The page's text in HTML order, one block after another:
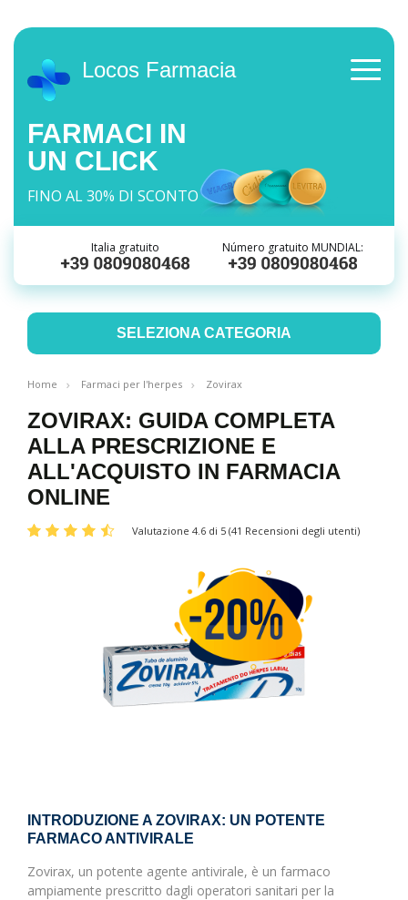
Locos Farmacia
FARMACI IN
UN CLICK
FINO AL 30% DI SCONTO
Italia gratuito Número gratuito MUNDIAL:
SELEZIONA CATEGORIA
Home Farmaci per l'herpes Zovirax
ZOVIRAX: GUIDA COMPLETA
ALLA PRESCRIZIONE E
ALL'ACQUISTO IN FARMACIA
ONLINE
Valutazione 4.6 di 5 (41 Recensioni degli utenti)
INTRODUZIONE A ZOVIRAX: UN POTENTE
FARMACO ANTIVIRALE
Zovirax, un potente agente antivirale, è un farmaco
ampiamente prescritto dagli operatori sanitari per la